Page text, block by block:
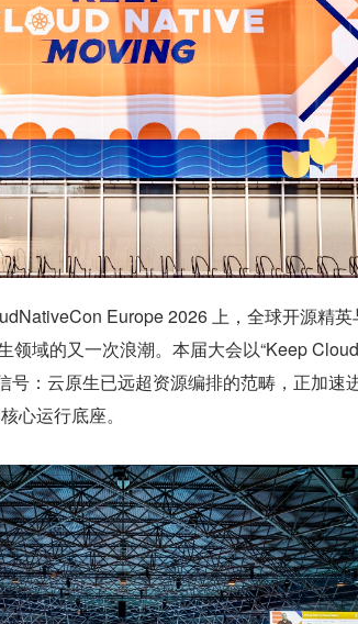
Europe 2026 上，全球开源精
领域的又一次浪潮。本届大会以“Keep
号：云原生已远超资源编排的范畴，正加
运行底座。